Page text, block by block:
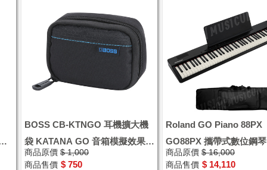
BOSS CB-KTNGO 耳機擴大機
袋 KATANA GO 音箱模擬效果器
袋 收納袋
商品原價 $ 1,000
商品售價 $ 750
Roland GO Piano 88PX
GO88PX 攜帶式數位鋼琴
商品原價 $ 16,000
商品售價 $ 14,110